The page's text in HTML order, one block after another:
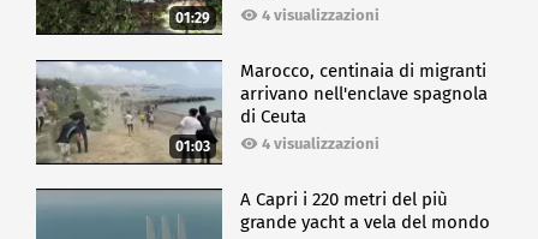
01:29 4 visualizzazioni
01:03
Marocco, centinaia di migranti
arrivano nell'enclave spagnola
di Ceuta
4 visualizzazioni
A Capri i 220 metri del più
grande yacht a vela del mondo